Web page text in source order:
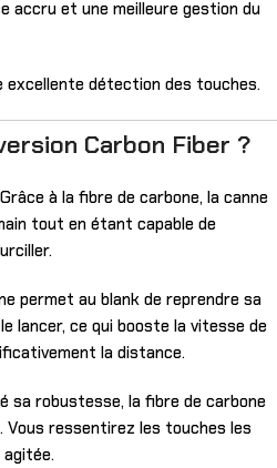
accru et une meilleure gestion du
excellente détection des touches.
Carbon Fiber ?
Grâce à la fibre de carbone, la canne
tout en étant capable de
permet au blank de reprendre sa
lancer, ce qui booste la vitesse de
la distance.
sa robustesse, la fibre de carbone
Vous ressentirez les touches les